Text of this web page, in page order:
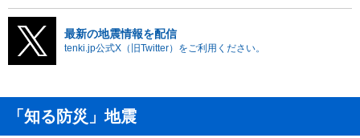
最新の地震情報を配信
tenki.jp公式X（旧Twitter）をご利用ください。
「知る防災」地震